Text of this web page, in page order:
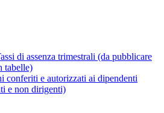
di assenza trimestrali (da pubblicare
tabelle)
conferiti e autorizzati ai dipendenti
e non dirigenti)